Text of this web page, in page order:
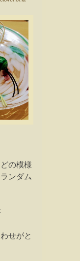
の模様
ンダム
せがと